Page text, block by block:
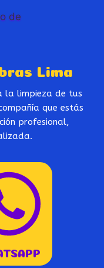
Lima
la limpieza de tus
que estás
profesional,